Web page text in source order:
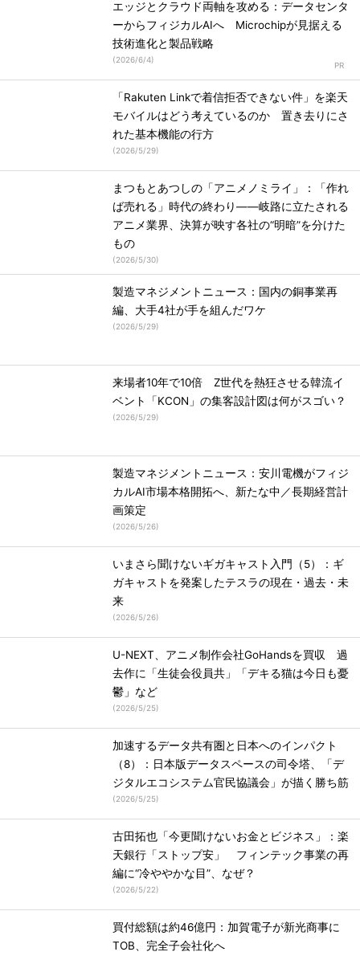
エッジとクラウド両軸を攻める：データセンタ
ーからフィジカルAIへ Microchipが見据える
技術進化と製品戦略
(2026/6/4)
「Rakuten Linkで着信拒否できない件」を楽天
モバイルはどう考えているのか 置き去りにさ
れた基本機能の行方
(2026/5/29)
まつもとあつしの「アニメノミライ」：「作れ
ば売れる」時代の終わり――岐路に立たされる
アニメ業界、決算が映す各社の“明暗”を分けた
もの
(2026/5/30)
製造マネジメントニュース：国内の銅事業再
編、大手4社が手を組んだワケ
(2026/5/29)
来場者10年で10倍 Z世代を熱狂させる韓流イ
ベント「KCON」の集客設計図は何がスゴい？
(2026/5/29)
製造マネジメントニュース：安川電機がフィジ
カルAI市場本格開拓へ、新たな中／長期経営計
画策定
(2026/5/26)
いまさら聞けないギガキャスト入門（5）：ギ
ガキャストを発案したテスラの現在・過去・未
来
(2026/5/26)
U-NEXT、アニメ制作会社GoHandsを買収 過
去作に「生徒会役員共」「デキる猫は今日も憂
鬱」など
(2026/5/25)
加速するデータ共有圏と日本へのインパクト
（8）：日本版データスペースの司令塔、「デ
ジタルエコシステム官民協議会」が描く勝ち筋
(2026/5/25)
古田拓也「今更聞けないお金とビジネス」：楽
天銀行「ストップ安」 フィンテック事業の再
編に“冷ややかな目”、なぜ？
(2026/5/22)
買付総額は約46億円：加賀電子が新光商事に
TOB、完全子会社化へ